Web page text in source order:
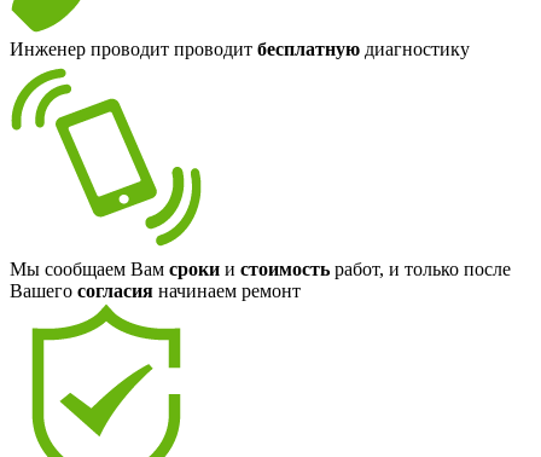
Инженер проводит проводит бесплатную диагностику
Мы сообщаем Вам сроки и стоимость работ, и только после
Вашего согласия начинаем ремонт